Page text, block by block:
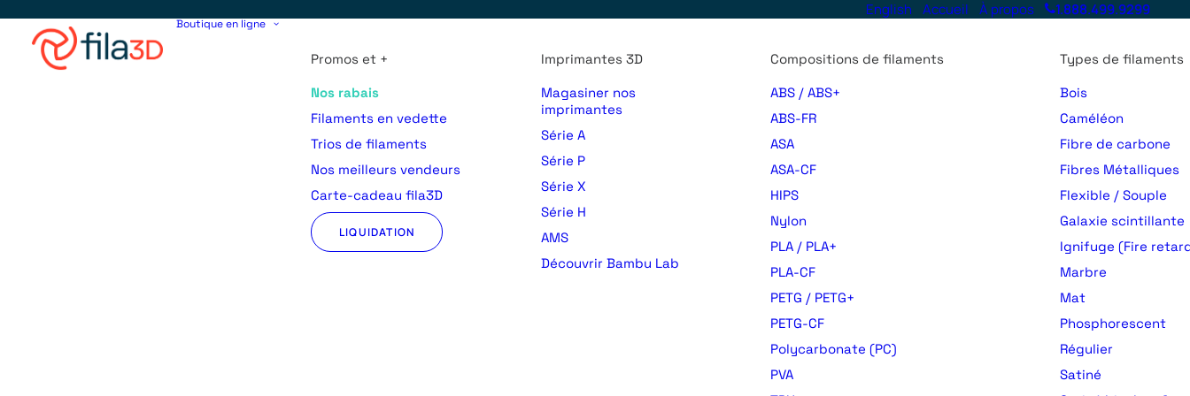
English Accueil À propos 1.888.499.9299
Boutique en ligne
Promos et +
Nos rabais
Filaments en vedette
Trios de filaments
Nos meilleurs vendeurs
Carte-cadeau fila3D
LIQUIDATION
Imprimantes 3D
Magasiner nos
imprimantes
Série A
Série P
Série X
Série H
AMS
Découvrir Bambu Lab
Compositions de filaments
ABS / ABS+
ABS-FR
ASA
ASA-CF
HIPS
Nylon
PLA / PLA+
PLA-CF
PETG / PETG+
PETG-CF
Polycarbonate (PC)
PVA
Types de filaments
Bois
Caméléon
Fibre de carbone
Fibres Métalliques
Flexible / Souple
Galaxie scintillante
Ignifuge (Fire
Marbre
Mat
Phosphorescent
Régulier
Satiné